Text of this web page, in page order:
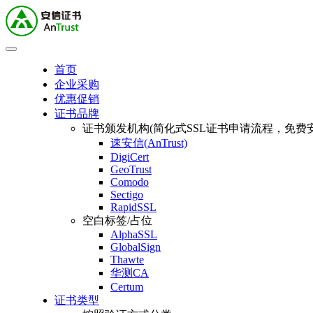
首页
企业采购
优惠促销
证书品牌
证书颁发机构(简化式SSL证书申请流程，免费
速安信(AnTrust)
DigiCert
GeoTrust
Comodo
Sectigo
RapidSSL
空白标签/占位
AlphaSSL
GlobalSign
Thawte
华测CA
Certum
证书类型